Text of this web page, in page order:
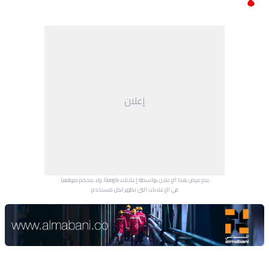
إعلان
يتم عرض هذا الإعلان بواسطة إعلانات Google، ولا يتحكم موقعنا
في الإعلانات التي تظهر لكل مستخدم.
Advertisement Section